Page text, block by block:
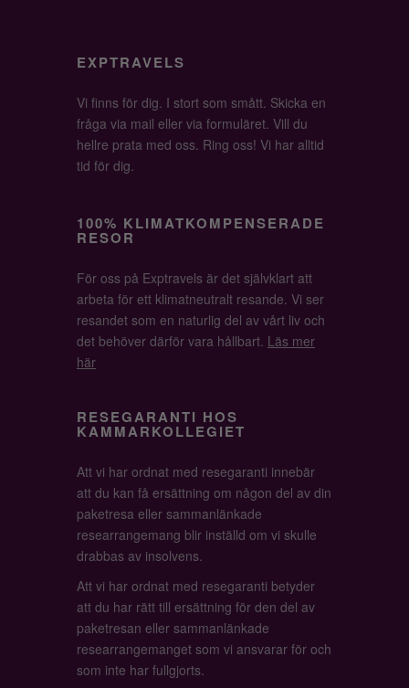
EXPTRAVELS
Vi finns för dig. I stort som smått. Skicka en
fråga via mail eller via formuläret. Vill du
hellre prata med oss. Ring oss! Vi har alltid
tid för dig.
100% KLIMATKOMPENSERADE
RESOR
För oss på Exptravels är det självklart att
arbeta för ett klimatneutralt resande. Vi ser
resandet som en naturlig del av vårt liv och
det behöver därför vara hållbart. Läs mer
här
RESEGARANTI HOS
KAMMARKOLLEGIET
Att vi har ordnat med resegaranti innebär
att du kan få ersättning om någon del av din
paketresa eller sammanlänkade
researrangemang blir inställd om vi skulle
drabbas av insolvens.
Att vi har ordnat med resegaranti betyder
att du har rätt till ersättning för den del av
paketresan eller sammanlänkade
researrangemanget som vi ansvarar för och
som inte har fullgjorts.